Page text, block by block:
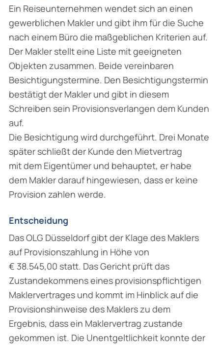
Ein Reiseunternehmen wendet sich an einen
gewerblichen Makler und gibt ihm für die Suche
nach einem Büro die maßgeblichen Kriterien auf.
Der Makler stellt eine Liste mit geeigneten
Objekten zusammen. Beide vereinbaren
Besichtigungstermine. Den Besichtigungstermin
bestätigt der Makler und gibt in diesem
Schreiben sein Provisionsverlangen dem Kunden
auf.
Die Besichtigung wird durchgeführt. Drei Monate
später schließt der Kunde den Mietvertrag
mit dem Eigentümer und behauptet, er habe
dem Makler darauf hingewiesen, dass er keine
Provision zahlen werde.
Entscheidung
Das OLG Düsseldorf gibt der Klage des Maklers
auf Provisionszahlung in Höhe von
€ 38.545,00 statt. Das Gericht prüft das
Zustandekommens eines provisionspflichtigen
Maklervertrages und kommt im Hinblick auf die
Provisionshinweise des Maklers zu dem
Ergebnis, dass ein Maklervertrag zustande
gekommen ist. Die Unentgeltlichkeit konnte der